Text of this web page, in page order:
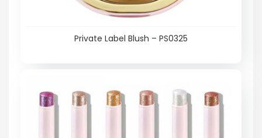
Private Label Blush – PS0325